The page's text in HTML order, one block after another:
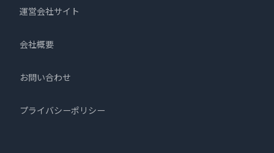
運営会社サイト
会社概要
お問い合わせ
プライバシーポリシー